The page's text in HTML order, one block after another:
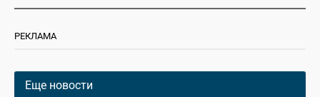
РЕКЛАМА
Еще новости